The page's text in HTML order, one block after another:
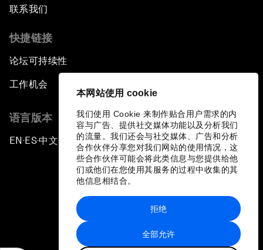
本网站使用 cookie
我们使用 Cookie 来制作贴合用户需求的内
容与广告、提供社交媒体功能以及分析我们
的流量。我们还会与社交媒体、广告和分析
合作伙伴分享您对我们网站的使用情况，这
些合作伙伴可能会将此类信息与您提供给他
们或他们在您使用其服务的过程中收集的其
他信息相结合。
全部允许
拒绝
联系我们
快捷链接
论坛可持续性
工作机会
语言版本
EN ▪ES▪中文▪ 日本語
站点地图